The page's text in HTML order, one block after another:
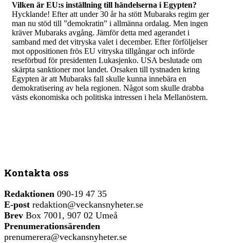
Vilken är EU:s inställning till händelserna i Egypten?
Hycklande! Efter att under 30 år ha stött Mubaraks regim ger
man nu stöd till ”demokratin” i allmänna ordalag. Men ingen
kräver Mubaraks avgång. Jämför detta med agerandet i
samband med det vitryska valet i december. Efter förföljelser
mot oppositionen frös EU vitryska tillgångar och införde
reseförbud för presidenten Lukasjenko. USA beslutade om
skärpta sanktioner mot landet. Orsaken till tystnaden kring
Egypten är att Mubaraks fall skulle kunna innebära en
demokratisering av hela regionen. Något som skulle drabba
västs ekonomiska och politiska intressen i hela Mellanöstern.
Kontakta oss
Redaktionen 090-19 47 35
E-post redaktion@veckansnyheter.se
Brev Box 7001, 907 02 Umeå
Prenumerationsärenden
prenumerera@veckansnyheter.se